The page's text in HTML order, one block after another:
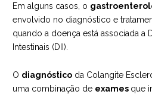
Em alguns casos, o
envolvido no diagnóstico e
quando a doença está associada a
Intestinais (DII).
O diagnóstico da Colangite
uma combinação de exames que